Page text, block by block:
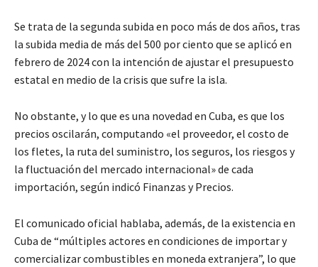
Se trata de la segunda subida en poco más de dos años, tras
la subida media de más del 500 por ciento que se aplicó en
febrero de 2024 con la intención de ajustar el presupuesto
estatal en medio de la crisis que sufre la isla.
No obstante, y lo que es una novedad en Cuba, es que los
precios oscilarán, computando «el proveedor, el costo de
los fletes, la ruta del suministro, los seguros, los riesgos y
la fluctuación del mercado internacional» de cada
importación, según indicó Finanzas y Precios.
El comunicado oficial hablaba, además, de la existencia en
Cuba de “múltiples actores en condiciones de importar y
comercializar combustibles en moneda extranjera”, lo que